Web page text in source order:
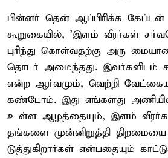
பின்னர் தென் ஆப்பிரிக்க
கூறுகையில், 'இளம் வீரர்கள்
புரிந்து கொள்வதற்கு அரு
தொடர் அமைந்தது. இவர்களிடம்
என்ற ஆர்வமும், வெற்றி
கண்டோம். இது எங்களது
உள்ள ஆழத்தையும், இளம்
தங்களை முன்னிறுத்தி
டுத்துகிறார்கள் என்பதையும்